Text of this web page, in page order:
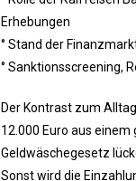
Erhebungen
° Stand der
° Sanktionsscreening,
Der Kontrast zum
12.000 Euro aus
Geldwäschegesetz
Sonst wird die